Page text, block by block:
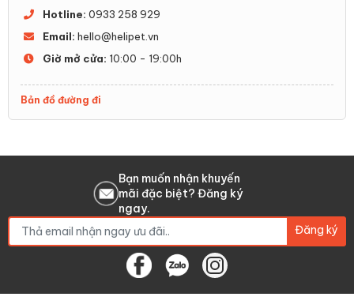
Hotline: 0933 258 929
Email: hello@helipet.vn
Giờ mở cửa: 10:00 - 19:00h
Bản đồ đường đi
Bạn muốn nhận khuyến
mãi đặc biệt? Đăng ký
ngay.
Đăng ký